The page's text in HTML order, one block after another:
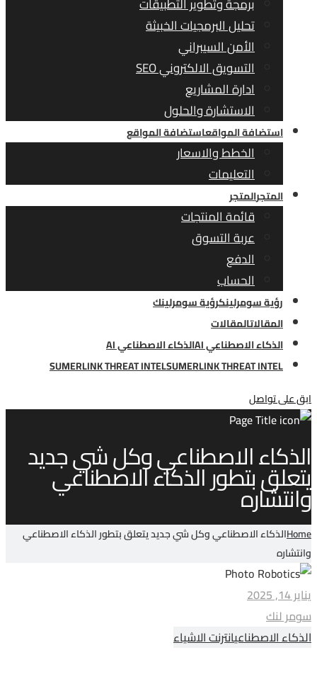
تحليل البرمجيات الخبيثة
الأمن السيبراني
التسويق الالكتروني SEO
ادارة المشاريع
الاستشارة والحلول
استضافة المواقعاستضافة المواقع
الخطط والاسعار
التعليمات
المتجرالمتجر
قائمة المنتجات
عربة التسوق
الدفع
الحساب
رؤية سومرلينكرؤية سومرلينك
المقالاتالمقالات
الذكاء الاصطناعي AI الذكاء الاصطناعي AI
SUMERLINK THREAT INTELSUMERLINK THREAT INTEL
ابق على تواصل
الذكاء الاصطناعي وكل شي جديد
يتعلق بتطور الذكاء الاصطناعي
وانتشاره
Homeالذكاء الاصطناعي وكل شي جديد يتعلق بتطور الذكاء الاصطناعي
وانتشاره
يناير 14, 2025
سومر لنك
الذكاء الاصطناعيانترنت الاشياء